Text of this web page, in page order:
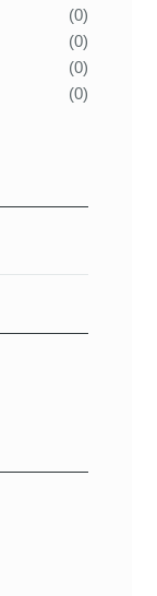
(0)
(0)
(0)
(0)